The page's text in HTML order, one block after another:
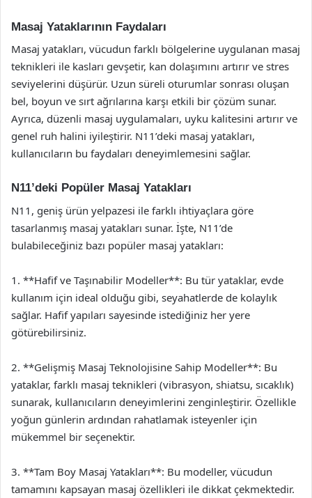
Masaj Yataklarının Faydaları
Masaj yatakları, vücudun farklı bölgelerine uygulanan masaj
teknikleri ile kasları gevşetir, kan dolaşımını artırır ve stres
seviyelerini düşürür. Uzun süreli oturumlar sonrası oluşan
bel, boyun ve sırt ağrılarına karşı etkili bir çözüm sunar.
Ayrıca, düzenli masaj uygulamaları, uyku kalitesini artırır ve
genel ruh halini iyileştirir. N11’deki masaj yatakları,
kullanıcıların bu faydaları deneyimlemesini sağlar.
N11’deki Popüler Masaj Yatakları
N11, geniş ürün yelpazesi ile farklı ihtiyaçlara göre
tasarlanmış masaj yatakları sunar. İşte, N11’de
bulabileceğiniz bazı popüler masaj yatakları:
1. **Hafif ve Taşınabilir Modeller**: Bu tür yataklar, evde
kullanım için ideal olduğu gibi, seyahatlerde de kolaylık
sağlar. Hafif yapıları sayesinde istediğiniz her yere
götürebilirsiniz.
2. **Gelişmiş Masaj Teknolojisine Sahip Modeller**: Bu
yataklar, farklı masaj teknikleri (vibrasyon, shiatsu, sıcaklık)
sunarak, kullanıcıların deneyimlerini zenginleştirir. Özellikle
yoğun günlerin ardından rahatlamak isteyenler için
mükemmel bir seçenektir.
3. **Tam Boy Masaj Yatakları**: Bu modeller, vücudun
tamamını kapsayan masaj özellikleri ile dikkat çekmektedir.